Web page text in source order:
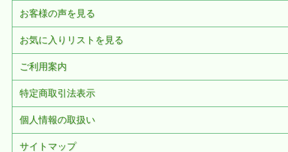
お客様の声を見る
お気に入りリストを見る
ご利用案内
特定商取引法表示
個人情報の取扱い
サイトマップ